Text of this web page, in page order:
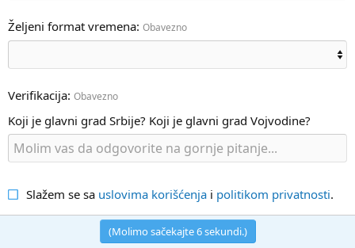
Željeni format vremena Obavezno
Verifikacija Obavezno
Koji je glavni grad Srbije? Koji je glavni grad Vojvodine?
Slažem se sa uslovima korišćenjai politikom privatnosti.
(Molimo sačekajte5sekundi.)